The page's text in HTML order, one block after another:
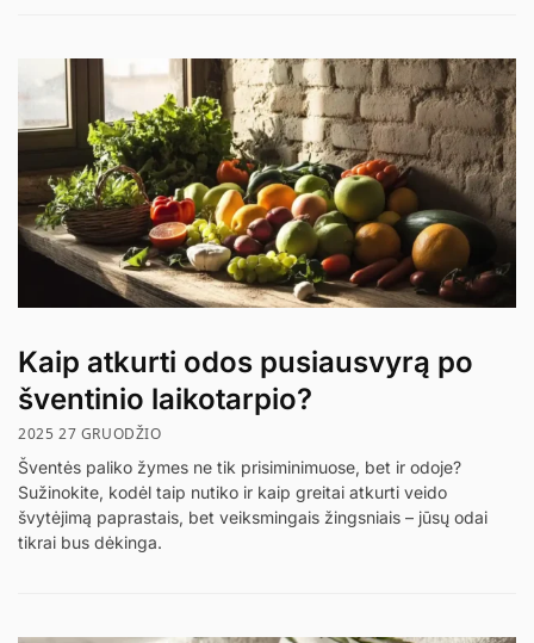
Kaip atkurti odos pusiausvyrą po
šventinio laikotarpio?
2025 27 GRUODŽIO
Šventės paliko žymes ne tik prisiminimuose, bet ir odoje?
Sužinokite, kodėl taip nutiko ir kaip greitai atkurti veido
švytėjimą paprastais, bet veiksmingais žingsniais – jūsų odai
tikrai bus dėkinga.